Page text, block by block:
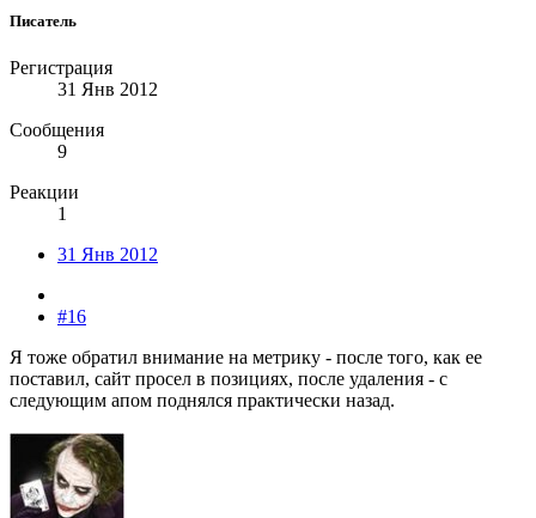
Писатель
Регистрация
31 Янв 2012
Сообщения
9
Реакции
1
31 Янв 2012
#16
Я тоже обратил внимание на метрику - после того, как ее
поставил, сайт просел в позициях, после удаления - с
следующим апом поднялся практически назад.